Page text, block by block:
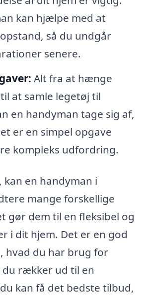
kan hjælpe med at
så du undgår
senere.
Alt fra at hænge
at samle legetøj til
en handyman tage sig af,
er en simpel opgave
kompleks udfordring.
kan en handyman i
mange forskellige
gør dem til en fleksibel og
i dit hjem. Det er en god
hvad du har brug for
rækker ud til en
kan få det bedste tilbud,